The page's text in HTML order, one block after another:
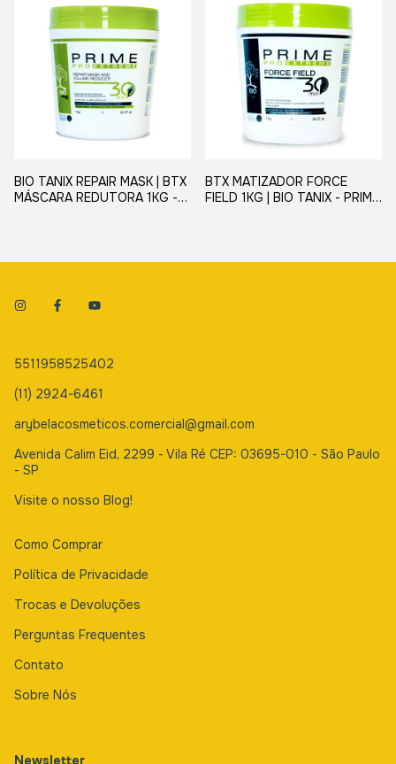
BIO TANIX REPAIR MASK | BTX
MÁSCARA REDUTORA 1KG -
BTX MATIZADOR FORCE
FIELD 1KG | BIO TANIX - PRIME
5511958525402
(11) 2924-6461
arybelacosmeticos.comercial@gmail.com
Avenida Calim Eid, 2299 - Vila Ré CEP: 03695-010 - São Paulo
- SP
Visite o nosso Blog!
Como Comprar
Política de Privacidade
Trocas e Devoluções
Perguntas Frequentes
Contato
Sobre Nós
Newsletter